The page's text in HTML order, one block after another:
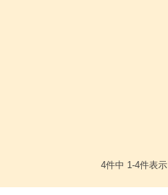
4件中 1-4件表示